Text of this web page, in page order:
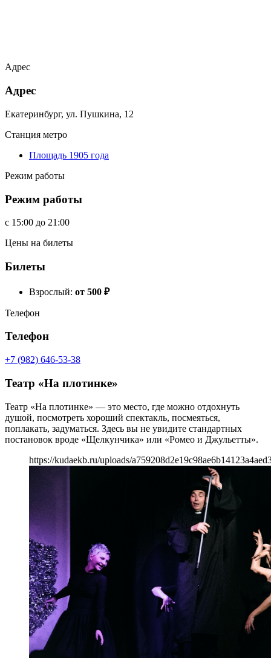
Адрес
Адрес
Екатеринбург, ул. Пушкина, 12
Станция метро
Площадь 1905 года
Режим работы
Режим работы
c 15:00 до 21:00
Цены на билеты
Билеты
Взрослый: от 500 ₽
Телефон
Телефон
+7 (982) 646-53-38
Театр «На плотинке»
Театр «На плотинке» — это место, где можно отдохнуть
душой, посмотреть хороший спектакль, посмеяться,
поплакать, задуматься. Здесь вы не увидите стандартных
постановок вроде «Щелкунчика» или «Ромео и Джульетты».
https://kudaekb.ru/uploads/